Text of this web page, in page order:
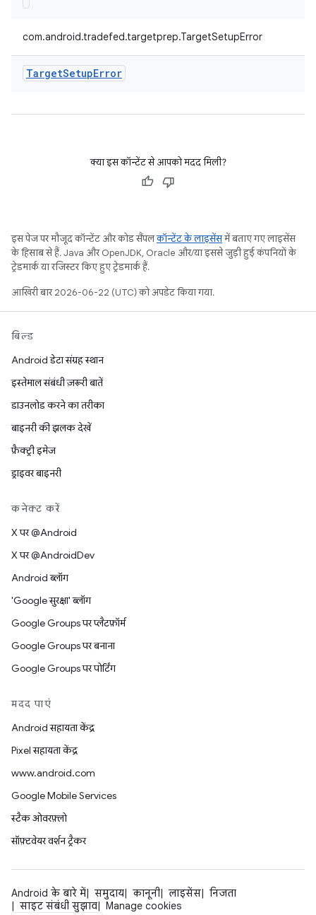
com.android.tradefed.targetprep.TargetSetupError
TargetSetupError
क्या इस कॉन्टेंट से आपको मदद मिली?
इस पेज पर मौजूद कॉन्टेंट और कोड सैंपलकॉन्टेंट के लाइसेंसमें बताए गए लाइसेंस
के हिसाब से हैं. Java और OpenJDK, Oracle और/या इससे जुड़ी हुई कंपनियों के
ट्रेडमार्क या रजिस्टर किए हुए ट्रेडमार्क हैं.
आखिरी बार 2026-06-22 (UTC) को अपडेट किया गया.
बिल्ड
Android डेटा संग्रह स्थान
इस्तेमाल संबंधी ज़रूरी बातें
डाउनलोड करने का तरीका
बाइनरी की झलक देखें
फ़ैक्ट्री इमेज
ड्राइवर बाइनरी
कनेक्ट करें
X पर @Android
X पर @AndroidDev
Android ब्लॉग
'Google सुरक्षा' ब्लॉग
Google Groups पर प्लैटफ़ॉर्म
Google Groups पर बनाना
Google Groups पर पोर्टिंग
मदद पाएं
Android सहायता केंद्र
Pixel सहायता केंद्र
www.android.com
Google Mobile Services
स्टैक ओवरफ़्लो
सॉफ़्टवेयर वर्शन ट्रैकर
Android के बारे में समुदाय कानूनी लाइसेंस
निजता
साइट संबंधी सुझाव
Manage cookies